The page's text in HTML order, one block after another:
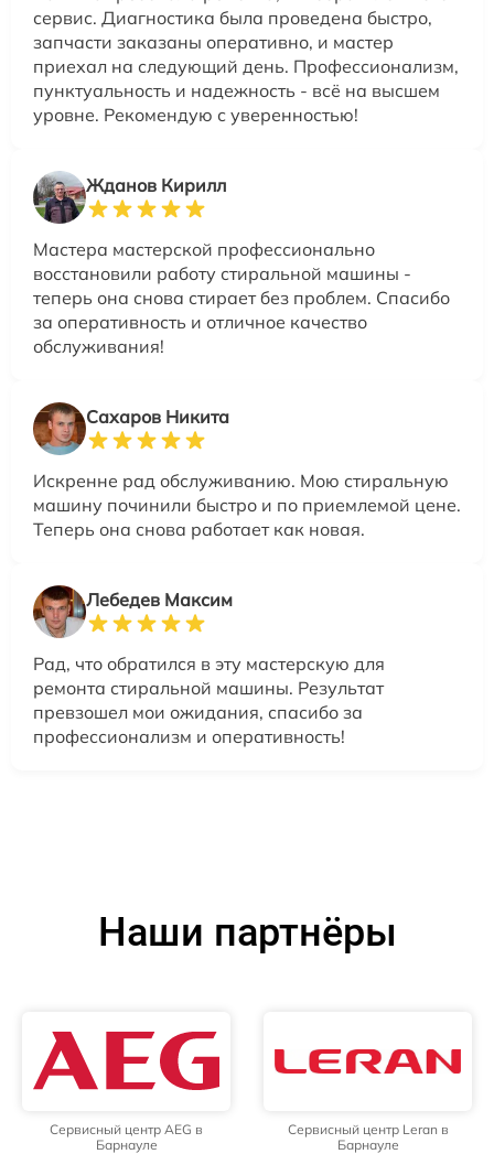
сервис. Диагностика была проведена быстро,
запчасти заказаны оперативно, и мастер
приехал на следующий день. Профессионализм,
пунктуальность и надежность - всё на высшем
уровне. Рекомендую с уверенностью!
Жданов Кирилл
Мастера мастерской профессионально
восстановили работу стиральной машины -
теперь она снова стирает без проблем. Спасибо
за оперативность и отличное качество
обслуживания!
Сахаров Никита
Искренне рад обслуживанию. Мою стиральную
машину починили быстро и по приемлемой цене.
Теперь она снова работает как новая.
Лебедев Максим
Рад, что обратился в эту мастерскую для
ремонта стиральной машины. Результат
превзошел мои ожидания, спасибо за
профессионализм и оперативность!
Наши партнёры
Сервисный центр AEG в
Барнауле
Сервисный центр Leran в
Барнауле